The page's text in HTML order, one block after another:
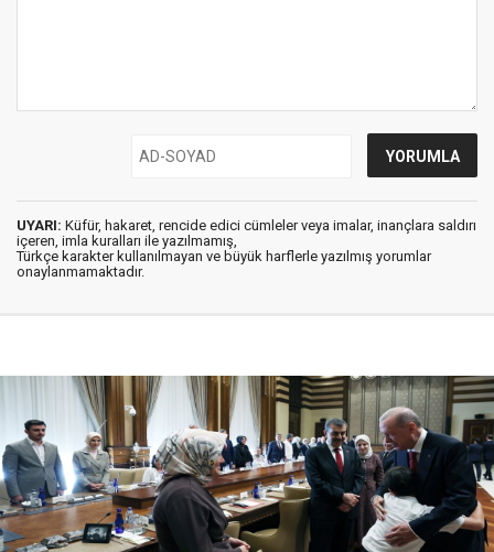
UYARI: Küfür, hakaret, rencide edici cümleler veya imalar, inançlara saldırı
içeren, imla kuralları ile yazılmamış,
Türkçe karakter kullanılmayan ve büyük harflerle yazılmış yorumlar
onaylanmamaktadır.